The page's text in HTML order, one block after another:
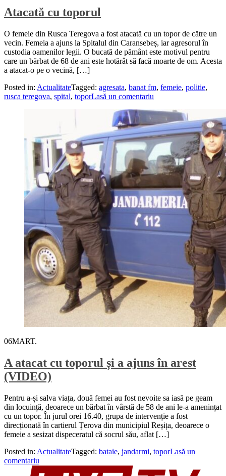
Atacată cu toporul
O femeie din Rusca Teregova a fost atacată cu un topor de către un
vecin. Femeia a ajuns la Spitalul din Caransebeș, iar agresorul în
custodia oamenilor legii. O bucată de pământ este motivul pentru
care un bărbat de 68 de ani este hotărât să facă moarte de om. Acesta
a atacat-o pe o vecină, […]
Posted in: ActualitateTagged: agresata, banat fm, femeie, politie,
rusca teregova, spital, toporLasă un comentariu
06MART.
A atacat cu toporul și a ajuns în arest
(VIDEO)
Pentru a-și salva viața, două femei au fost nevoite sa iasă pe geam
din locuință, deoarece un bărbat în vârstă de 58 de ani le-a amenințat
cu un topor. În jurul orei 16.40, grupa de intervenție a fost
direcționată în cartierul Țerova din municipiul Reșița, deoarece o
femeie a sesizat dispeceratul că socrul său, aflat […]
Posted in: ActualitateTagged: bataie, jandarmi, toporLasă un
comentariu